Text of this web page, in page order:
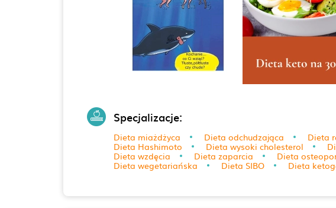
Specjalizacje:
Dieta miażdżyca Dieta odchudzająca Dieta
Dieta Hashimoto
Dieta wysoki cholesterol
Dieta wzdęcia
Dieta zaparcia Dieta
Dieta wegetariańska
Dieta SIBO Dieta